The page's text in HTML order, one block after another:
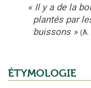
« Il y a de la
plantés par
buissons » (A.
ÉTYMOLOGIE